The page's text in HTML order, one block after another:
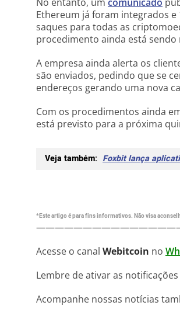
Ethereum já foram integrados
saques para todas as
procedimento ainda está
A empresa ainda alerta os
são enviados, pedindo que se
endereços gerando uma nova
Com os procedimentos ainda
está previsto para a próxima
Veja também: Foxbit lança
*Este artigo é para fins informativos. Não visa
Acesse o canal Webitcoin no
Lembre de ativar as
Acompanhe nossas notícias